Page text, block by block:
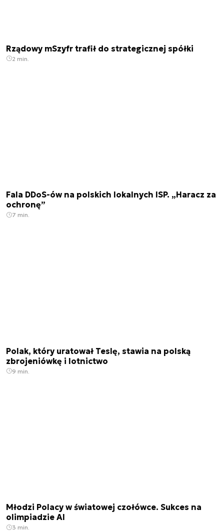
Rządowy mSzyfr trafił do strategicznej spółki
2 min.
Fala DDoS-ów na polskich lokalnych ISP. „Haracz za
ochronę”
7 min.
Polak, który uratował Teslę, stawia na polską
zbrojeniówkę i lotnictwo
9 min.
Młodzi Polacy w światowej czołówce. Sukces na
olimpiadzie AI
3 min.